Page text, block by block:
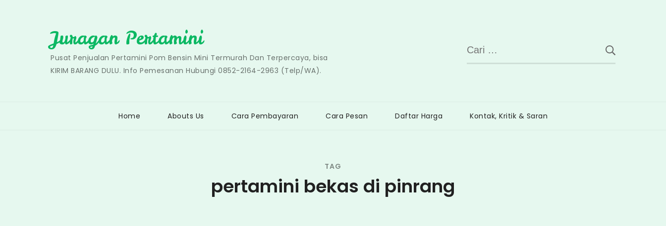
Juragan Pertamini
Pusat Penjualan Pertamini Pom Bensin Mini Termurah Dan Terpercaya, bisa
KIRIM BARANG DULU. Info Pemesanan Hubungi 0852-2164-2963 (Telp/WA).
Cari
untuk:
Home Abouts Us Cara Pembayaran Cara Pesan Daftar Harga Kontak, Kritik & Saran
TAG
pertamini bekas di pinrang